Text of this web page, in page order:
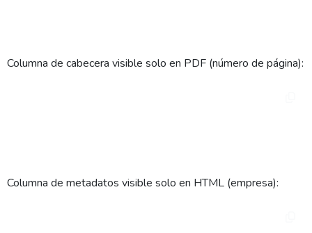
Columna de cabecera visible solo en PDF (número de página):
Columna de metadatos visible solo en HTML (empresa):